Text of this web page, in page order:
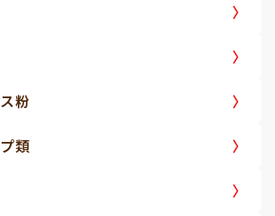
粉
類